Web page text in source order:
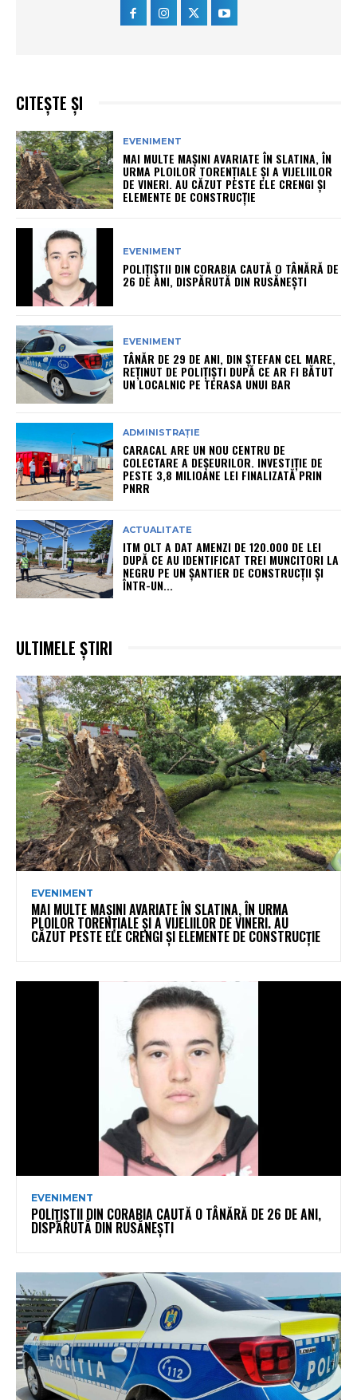
CITEȘTE ȘI
EVENIMENT
MAI MULTE MAȘINI AVARIATE ÎN SLATINA, ÎN
URMA PLOILOR TORENȚIALE ȘI A VIJELIILOR
DE VINERI. AU CĂZUT PESTE ELE CRENGI ȘI
ELEMENTE DE CONSTRUCȚIE
EVENIMENT
POLIȚIȘTII DIN CORABIA CAUTĂ O TÂNĂRĂ DE
26 DE ANI, DISPĂRUTĂ DIN RUSĂNEȘTI
EVENIMENT
TÂNĂR DE 29 DE ANI, DIN ȘTEFAN CEL MARE,
REȚINUT DE POLIȚIȘTI DUPĂ CE AR FI BĂTUT
UN LOCALNIC PE TERASA UNUI BAR
ADMINISTRAȚIE
CARACAL ARE UN NOU CENTRU DE
COLECTARE A DEȘEURILOR. INVESTIȚIE DE
PESTE 3,8 MILIOANE LEI FINALIZATĂ PRIN
PNRR
ACTUALITATE
ITM OLT A DAT AMENZI DE 120.000 DE LEI
DUPĂ CE AU IDENTIFICAT TREI MUNCITORI LA
NEGRU PE UN ȘANTIER DE CONSTRUCȚII ȘI
ÎNTR-UN...
ULTIMELE ȘTIRI
EVENIMENT
MAI MULTE MAȘINI AVARIATE ÎN SLATINA, ÎN URMA
PLOILOR TORENȚIALE ȘI A VIJELIILOR DE VINERI. AU
CĂZUT PESTE ELE CRENGI ȘI ELEMENTE DE CONSTRUCȚIE
EVENIMENT
POLIȚIȘTII DIN CORABIA CAUTĂ O TÂNĂRĂ DE 26 DE ANI,
DISPĂRUTĂ DIN RUSĂNEȘTI